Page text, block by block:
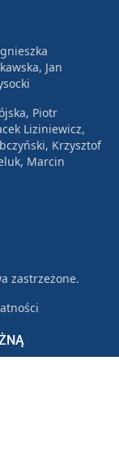
Jan
Piotr
Liziniewicz,
Krzysztof
Marcin
zastrzeżone.